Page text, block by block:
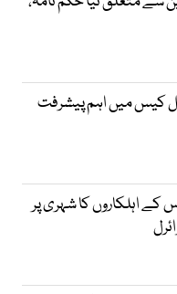
کیس میں اہم پیشرفت
کے اہلکاروں کا شہری پر